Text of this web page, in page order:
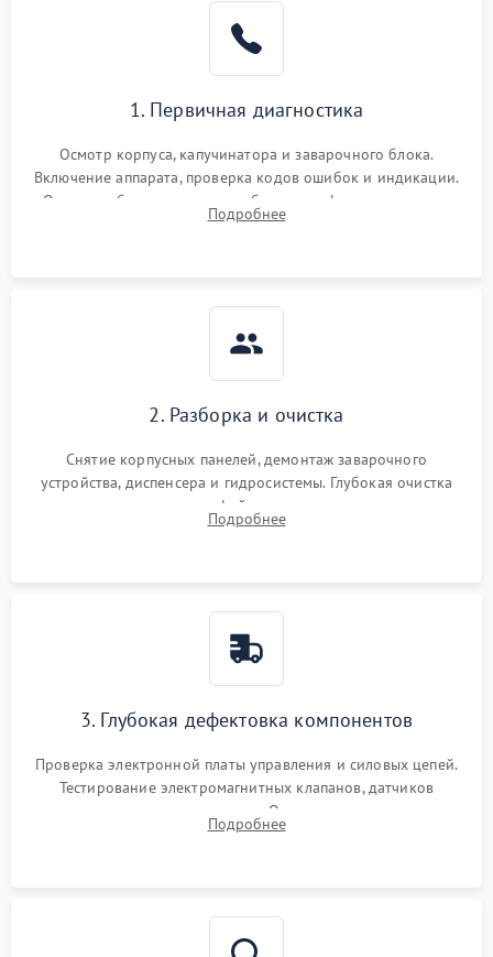
1. Первичная диагностика
Осмотр корпуса, капучинатора и заварочного блока.
Включение аппарата, проверка кодов ошибок и индикации.
Оценка работы помпы, термоблока и кофемолки на слух.
Измерение температуры и давления воды для выявления
Подробнее
2. Разборка и очистка
Снятие корпусных панелей, демонтаж заварочного
устройства, диспенсера и гидросистемы. Глубокая очистка
внутренних узлов от кофейных масел, жмыха и накипи.
Промывка дренажных каналов и фильтров с использованием
Подробнее
3. Глубокая дефектовка компонентов
Проверка электронной платы управления и силовых цепей.
Тестирование электромагнитных клапанов, датчиков
температуры и расходомера. Оценка степени износа
жерновов кофемолки, уплотнительных колец гидросистемы
Подробнее